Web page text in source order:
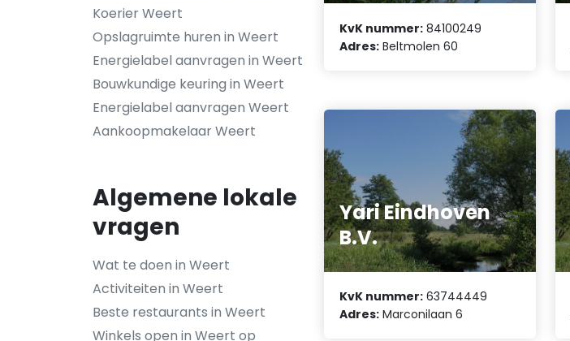
Koerier Weert
Opslagruimte huren in Weert
Energielabel aanvragen in Weert
Bouwkundige keuring in Weert
Energielabel aanvragen Weert
Aankoopmakelaar Weert
Algemene lokale
vragen
Wat te doen in Weert
Activiteiten in Weert
Beste restaurants in Weert
Winkels open in Weert op
KvK nummer: 84100249
Adres: Beltmolen 60
Yari Eindhoven
B.V.
KvK nummer: 63744449
Adres: Marconilaan 6